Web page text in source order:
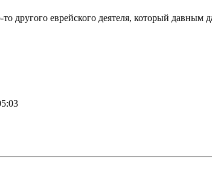
то другого еврейского деятеля, который